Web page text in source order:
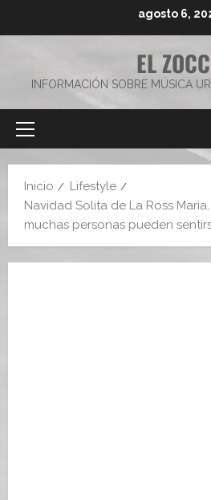
agosto 6,
EL
INFORMACIÓN SOBRE MÚSICA
Menú
Inicio
Lifestyle
Navidad Solita de La Ross
muchas personas pueden